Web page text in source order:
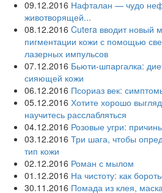
09.12.2016 Нафталан — чудо
животворящей...
08.12.2016 Cutera вводит новый
пигментации кожи с помощью
лазерных импульсов
07.12.2016 Бьюти-шпаргалка:
сияющей кожи
06.12.2016 Псориаз век:
05.12.2016 Хотите хорошо
научитесь расслабляться
04.12.2016 Розовые угри:
03.12.2016 Три шага, чтобы
тип кожи
02.12.2016 Роман с мылом
01.12.2016 На чистоту: как
30.11.2016 Помада из клея,